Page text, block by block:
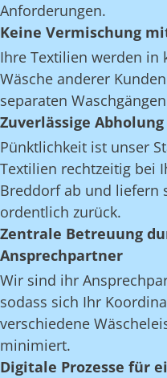
Anforderungen.
Keine Vermischung
Ihre Textilien werden in
Wäsche anderer
separaten
Zuverlässige
Pünktlichkeit ist unser
Textilien rechtzeitig bei
Breddorf ab und liefern
ordentlich zurück.
Zentrale Betreuung
Ansprechpartner
Wir sind ihr
sodass sich Ihr
verschiedene
minimiert.
Digitale Prozesse für